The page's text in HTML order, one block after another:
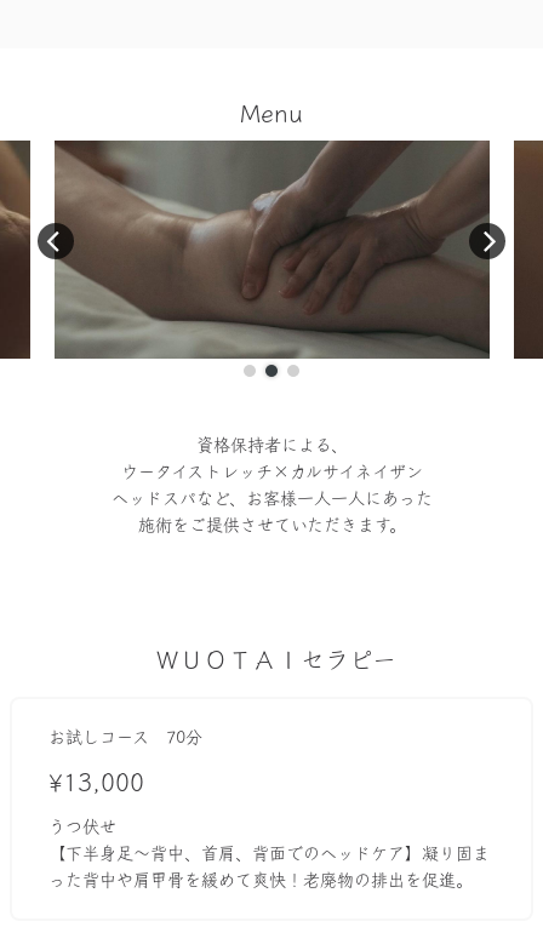
Menu
資格保持者による、
ウータイストレッチ×カルサイネイザン
ヘッドスパなど、お客様一人一人にあった
施術をご提供させていただきます。
ＷＵＯＴＡＩセラピー
お試しコース 70分
¥13,000
うつ伏せ
【下半身足〜背中、首肩、背面でのヘッドケア】凝り固ま
った背中や肩甲骨を緩めて爽快！老廃物の排出を促進。